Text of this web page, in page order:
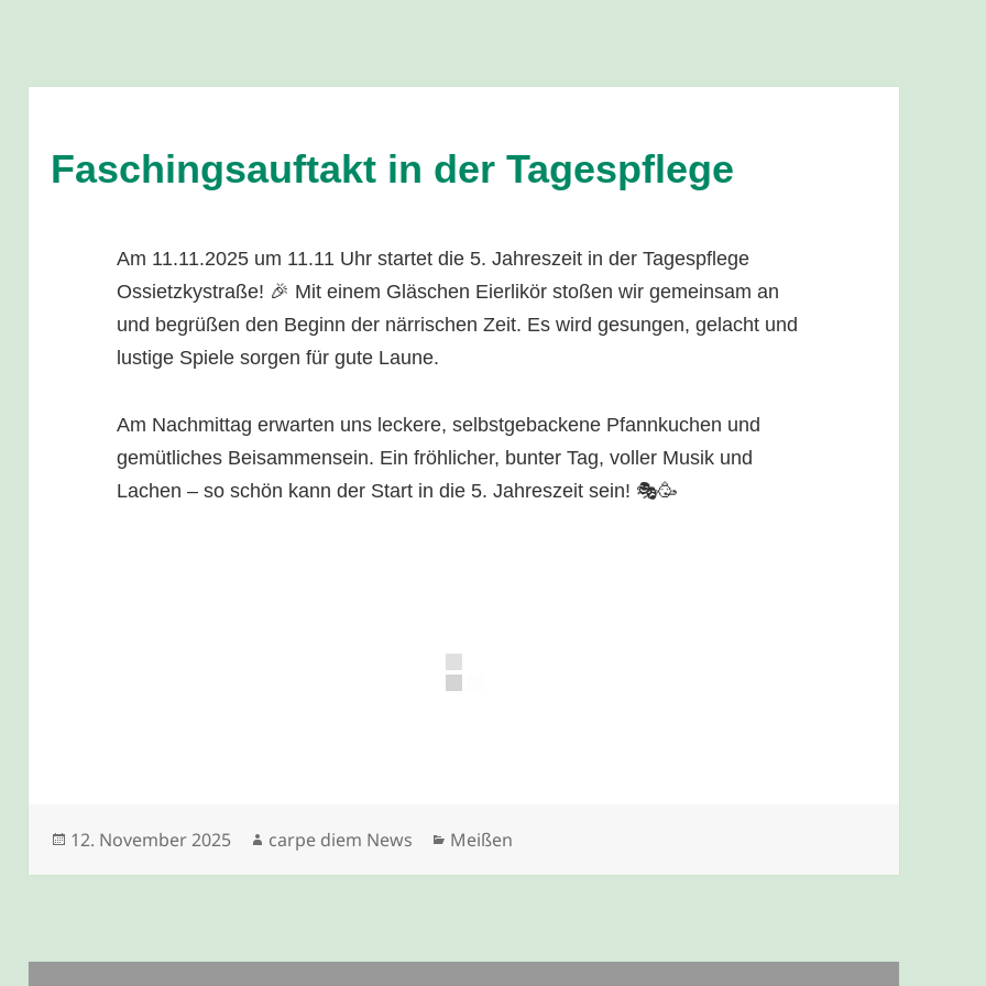
Faschingsauftakt in der Tagespflege
Am 11.11.2025 um 11.11 Uhr startet die 5. Jahreszeit in der Tagespflege
Ossietzkystraße! 🎉 Mit einem Gläschen Eierlikör stoßen wir gemeinsam an
und begrüßen den Beginn der närrischen Zeit. Es wird gesungen, gelacht und
lustige Spiele sorgen für gute Laune.
Am Nachmittag erwarten uns leckere, selbstgebackene Pfannkuchen und
gemütliches Beisammensein. Ein fröhlicher, bunter Tag, voller Musik und
Lachen – so schön kann der Start in die 5. Jahreszeit sein! 🎭🥳
Veröffentlicht
12. November 2025 Autor
carpe diem News Kategorien
Meißen